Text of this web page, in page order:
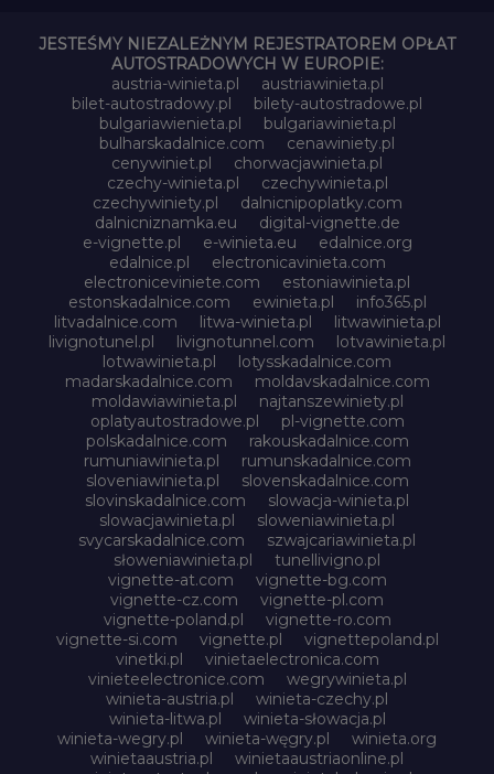
JESTEŚMY NIEZALEŻNYM REJESTRATOREM OPŁAT
AUTOSTRADOWYCH W EUROPIE:
austria-winieta.pl
austriawinieta.pl
bilet-autostradowy.pl
bilety-autostradowe.pl
bulgariawienieta.pl
bulgariawinieta.pl
bulharskadalnice.com
cenawiniety.pl
cenywiniet.pl
chorwacjawinieta.pl
czechy-winieta.pl
czechywinieta.pl
czechywiniety.pl
dalnicnipoplatky.com
dalnicniznamka.eu
digital-vignette.de
e-vignette.pl
e-winieta.eu
edalnice.org
edalnice.pl
electronicavinieta.com
electroniceviniete.com
estoniawinieta.pl
estonskadalnice.com
ewinieta.pl
info365.pl
litvadalnice.com
litwa-winieta.pl
litwawinieta.pl
livignotunel.pl
livignotunnel.com
lotvawinieta.pl
lotwawinieta.pl
lotysskadalnice.com
madarskadalnice.com
moldavskadalnice.com
moldawiawinieta.pl
najtanszewiniety.pl
oplatyautostradowe.pl
pl-vignette.com
polskadalnice.com
rakouskadalnice.com
rumuniawinieta.pl
rumunskadalnice.com
sloveniawinieta.pl
slovenskadalnice.com
slovinskadalnice.com
slowacja-winieta.pl
slowacjawinieta.pl
sloweniawinieta.pl
svycarskadalnice.com
szwajcariawinieta.pl
słoweniawinieta.pl
tunellivigno.pl
vignette-at.com
vignette-bg.com
vignette-cz.com
vignette-pl.com
vignette-poland.pl
vignette-ro.com
vignette-si.com
vignette.pl
vignettepoland.pl
vinetki.pl
vinietaelectronica.com
vinieteelectronice.com
wegrywinieta.pl
winieta-austria.pl
winieta-czechy.pl
winieta-litwa.pl
winieta-słowacja.pl
winieta-wegry.pl
winieta-węgry.pl
winieta.org
winietaaustria.pl
winietaaustriaonline.pl